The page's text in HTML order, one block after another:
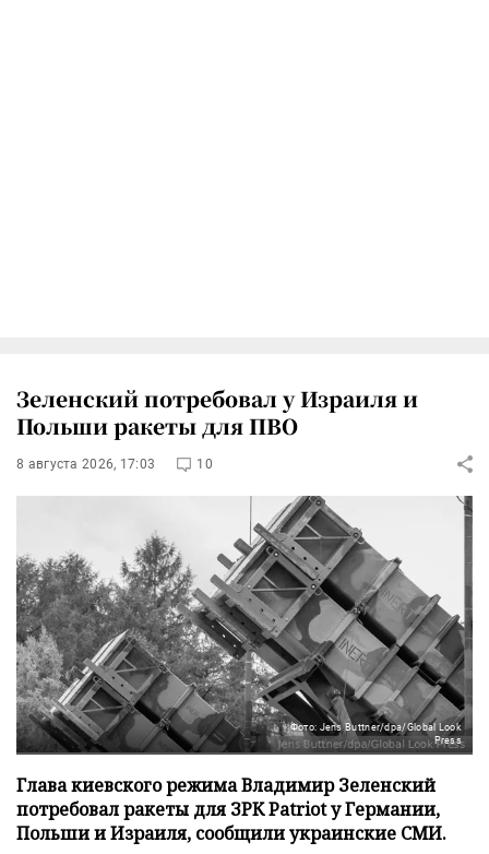
Зеленский потребовал у Израиля и
Польши ракеты для ПВО
8 августа 2026, 17:03 10
Фото: Jens Buttner/dpa/Global Look
Press
Глава киевского режима Владимир Зеленский
потребовал ракеты для ЗРК Patriot у Германии,
Польши и Израиля, сообщили украинские СМИ.